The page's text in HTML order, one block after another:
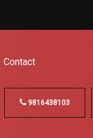
Contact
9816438103